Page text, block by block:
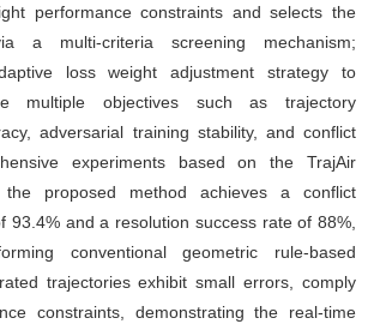
performance constraints and selects the
a multi-criteria screening mechanism;
loss weight adjustment strategy to
multiple objectives such as trajectory
adversarial training stability, and conflict
experiments based on the TrajAir
proposed method achieves a conflict
93.4% and a resolution success rate of 88%,
conventional geometric rule-based
trajectories exhibit small errors, comply
constraints, demonstrating the real-time